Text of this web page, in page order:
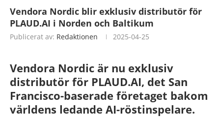
Vendora Nordic blir exklusiv distributör för
PLAUD.AI i Norden och Baltikum
Publicerat av: Redaktionen 2025-04-25
Vendora Nordic är nu exklusiv
distributör för PLAUD.AI, det San
Francisco-baserade företaget bakom
världens ledande AI-röstinspelare.